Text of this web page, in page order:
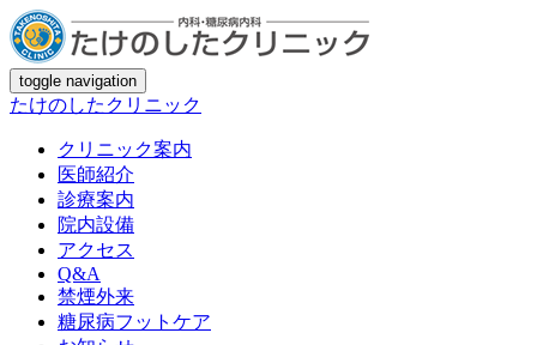
toggle navigation
たけのしたクリニック
クリニック案内
医師紹介
診療案内
院内設備
アクセス
Q&A
禁煙外来
糖尿病フットケア